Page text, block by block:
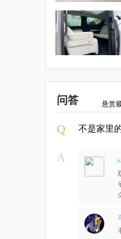
问答 悬赏
Q 不是家里
A